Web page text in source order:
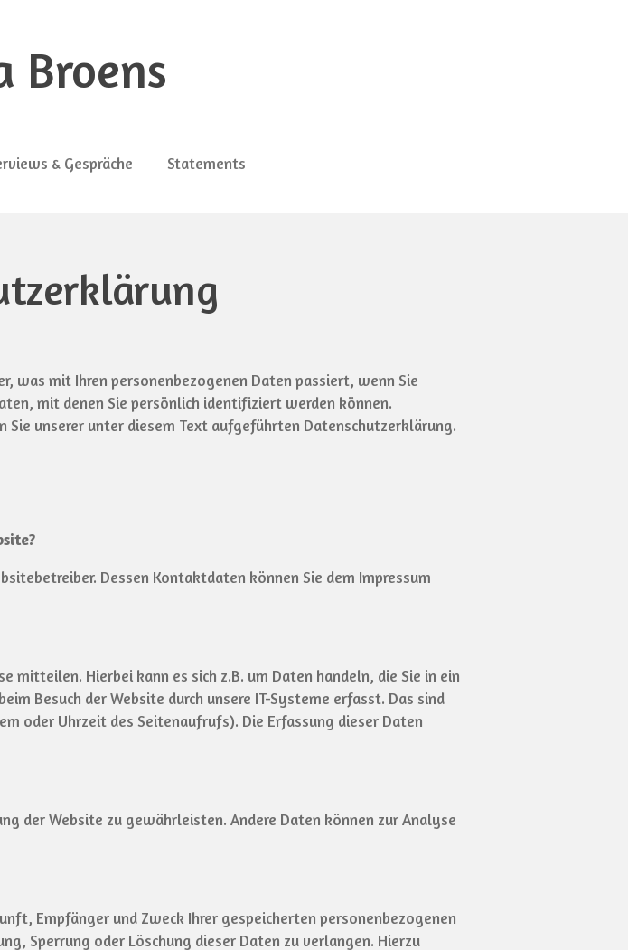
Broens
& Gespräche Statements
was mit Ihren personenbezogenen Daten passiert, wenn Sie
mit denen Sie persönlich identifiziert werden können.
unserer unter diesem Text aufgeführten Datenschutzerklärung.
Dessen Kontaktdaten können Sie dem Impressum
mitteilen. Hierbei kann es sich z.B. um Daten handeln, die Sie in ein
Besuch der Website durch unsere IT-Systeme erfasst. Das sind
oder Uhrzeit des Seitenaufrufs). Die Erfassung dieser Daten
der Website zu gewährleisten. Andere Daten können zur Analyse
Empfänger und Zweck Ihrer gespeicherten personenbezogenen
Sperrung oder Löschung dieser Daten zu verlangen. Hierzu